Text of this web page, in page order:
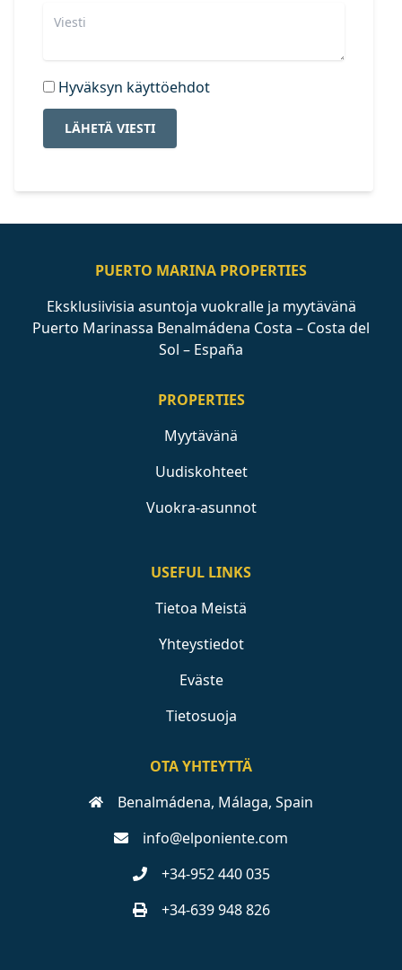
Hyväksyn käyttöehdot
LÄHETÄ VIESTI
PUERTO MARINA PROPERTIES
Eksklusiivisia asuntoja vuokralle ja myytävänä
Puerto Marinassa Benalmádena Costa – Costa del
Sol – España
PROPERTIES
Myytävänä
Uudiskohteet
Vuokra-asunnot
USEFUL LINKS
Tietoa Meistä
Yhteystiedot
Eväste
Tietosuoja
OTA YHTEYTTÄ
Benalmádena, Málaga, Spain
info@elponiente.com
+34-952 440 035
+34-639 948 826